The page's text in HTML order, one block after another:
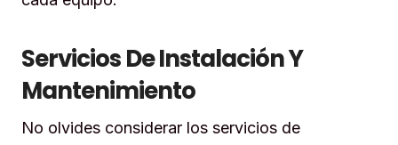
Servicios De Instalación Y
Mantenimiento
No olvides considerar los servicios de